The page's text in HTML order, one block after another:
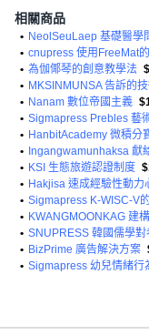
相關商品
• NeolSeuLaep 基礎醫學
• cnupress 使用FreeMat
• 為伽倻琴的創意教學法
• MKSINMUNSA 告訴的
• Nanam 數位帝國主義
•
• HanbitAcademy 微積分
•
Ingangwamunhaksa 獻
• KSI 生態旅遊認證制度
•
• Sigmapress K-WISC-V
• KWANGMOONKAG 建
• SNUPRESS 韓國儒學
• BizPrime 廣告解決方案
•